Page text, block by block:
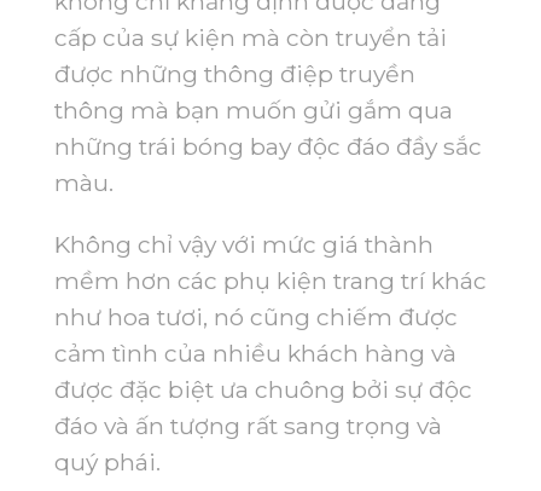
cấp của sự kiện mà còn truyển tải
được những thông điệp truyền
thông mà bạn muốn gửi gắm qua
những trái bóng bay độc đáo đầy sắc
màu.
Không chỉ vậy với mức giá thành
mềm hơn các phụ kiện trang trí khác
như hoa tươi, nó cũng chiếm được
cảm tình của nhiều khách hàng và
được đặc biệt ưa chuông bởi sự độc
đáo và ấn tượng rất sang trọng và
quý phái.